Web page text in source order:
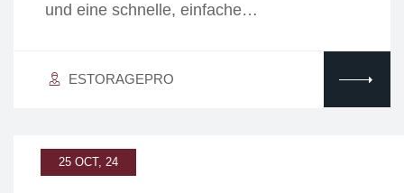
und eine schnelle, einfache…
ESTORAGEPRO
25 OCT, 24